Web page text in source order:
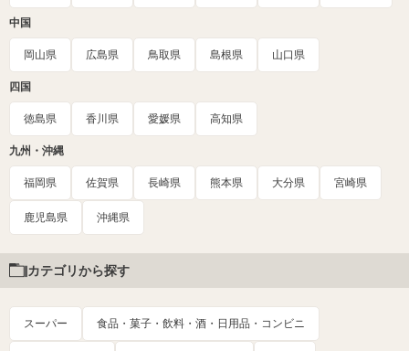
中国
岡山県 広島県 鳥取県 島根県 山口県
四国
徳島県 香川県 愛媛県 高知県
九州・沖縄
福岡県 佐賀県 長崎県 熊本県 大分県 宮崎県
鹿児島県 沖縄県
カテゴリから探す
スーパー 食品・菓子・飲料・酒・日用品・コンビニ